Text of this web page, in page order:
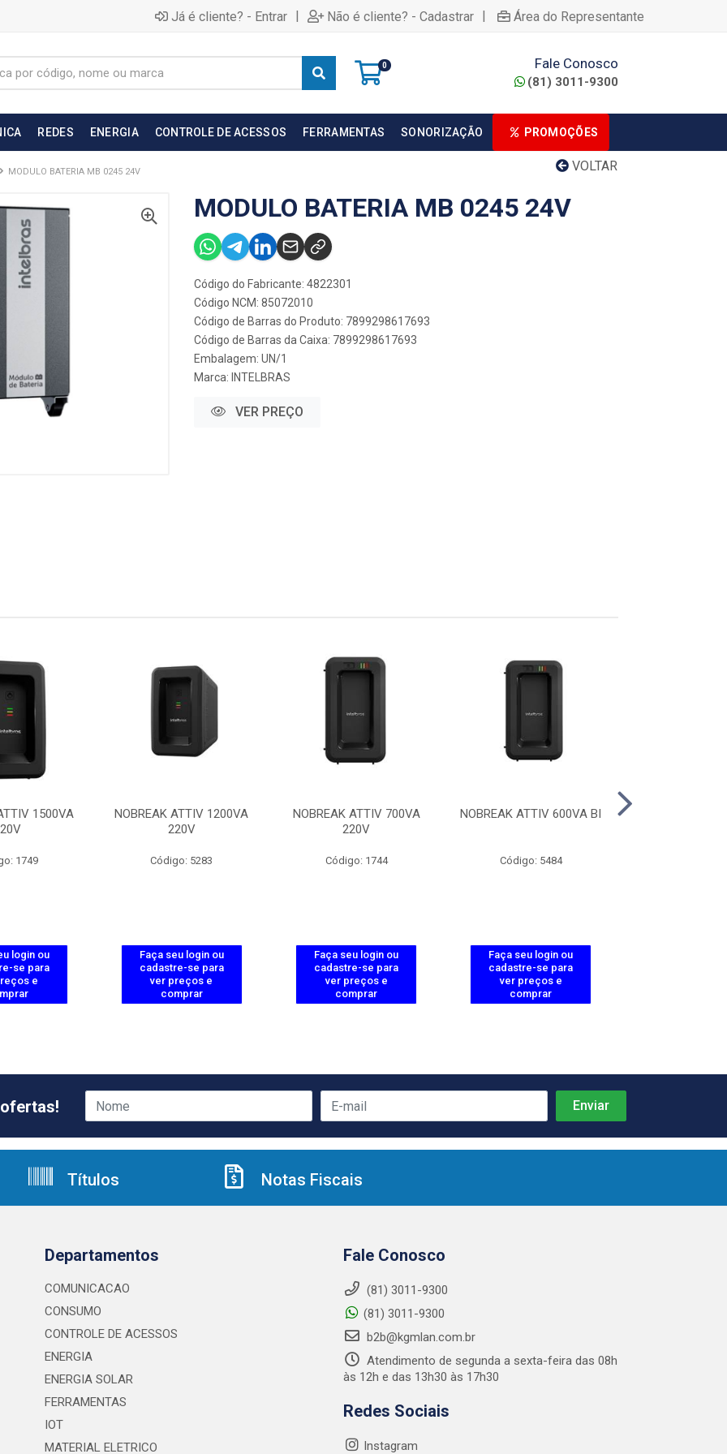
Já é cliente? - Entrar | Não é cliente? - Cadastrar | Área do Representante
0 Fale Conosco
(81) 3011-9300
REDES ENERGIA CONTROLE DE ACESSOS FERRAMENTAS SONORIZAÇÃO PROMOÇÕES
VOLTAR
MODULO BATERIA MB 0245 24V
MODULO BATERIA MB 0245 24V
Código do Fabricante: 4822301
Código NCM: 85072010
Código de Barras do Produto: 7899298617693
Código de Barras da Caixa: 7899298617693
Embalagem: UN/1
Marca: INTELBRAS
VER PREÇO
1500VA
1749
login ou
se para
e
NOBREAK ATTIV 1200VA
220V
Código: 5283
Faça seu login ou
cadastre-se para
ver preços e
comprar
NOBREAK ATTIV 700VA
220V
Código: 1744
Faça seu login ou
cadastre-se para
ver preços e
comprar
NOBREAK ATTIV 600VA BI
Código: 5484
Faça seu login ou
cadastre-se para
ver preços e
comprar
Títulos Notas Fiscais
Departamentos
COMUNICACAO
CONSUMO
CONTROLE DE ACESSOS
ENERGIA
ENERGIA SOLAR
FERRAMENTAS
IOT
MATERIAL ELETRICO
Fale Conosco
(81) 3011-9300
(81) 3011-9300
b2b@kgmlan.com.br
Atendimento de segunda a sexta-feira das 08h
às 12h e das 13h30 às 17h30
Redes Sociais
Instagram